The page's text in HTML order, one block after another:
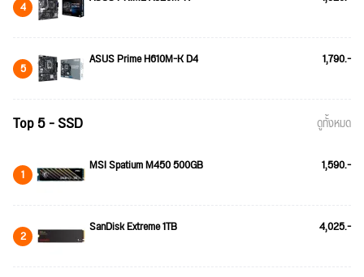
4
5 ASUS Prime H610M-K D4 1,790.-
Top 5 - SSD ดูทั้งหมด
1 MSI Spatium M450 500GB 1,590.-
2 SanDisk Extreme 1TB 4,025.-